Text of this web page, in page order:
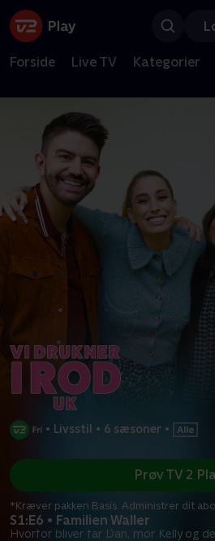
Forside Live TV Kategorier
• Livsstil • 6 sæsoner •
S1:E6 • Familien Waller
Hvorfor bliver far Dan, mor Kelly og
Prøv TV 2
*Kræver pakken Basis. Administrer dit